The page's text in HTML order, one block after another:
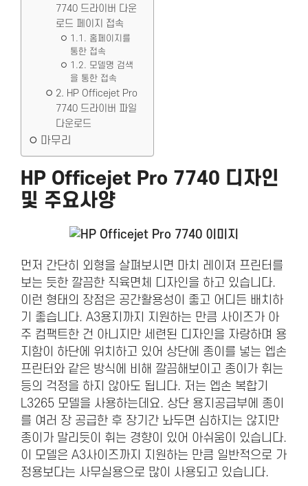
7740 드라이버 다운
로드 페이지 접속
1.1. 홈페이지를
통한 접속
1.2. 모델명 검색
을 통한 접속
2. HP Officejet Pro
7740 드라이버 파일
다운로드
마무리
HP Officejet Pro 7740 디자인
및 주요사양
먼저 간단히 외형을 살펴보시면 마치 레이져 프린터를
보는 듯한 깔끔한 직육면체 디자인을 하고 있습니다.
이런 형태의 장점은 공간활용성이 좋고 어디든 배치하
기 좋습니다. A3용지까지 지원하는 만큼 사이즈가 아
주 컴팩트한 건 아니지만 세련된 디자인을 자랑하며 용
지함이 하단에 위치하고 있어 상단에 종이를 넣는 엡손
프린터와 같은 방식에 비해 깔끔해보이고 종이가 휘는
등의 걱정을 하지 않아도 됩니다. 저는 엡손 복합기
L3265 모델을 사용하는데요. 상단 용지공급부에 종이
를 여러 장 공급한 후 장기간 놔두면 심하지는 않지만
종이가 말리듯이 휘는 경향이 있어 아쉬움이 있습니다.
이 모델은 A3사이즈까지 지원하는 만큼 일반적으로 가
정용보다는 사무실용으로 많이 사용되고 있습니다.